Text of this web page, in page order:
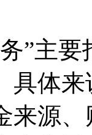
”主
具体
来源